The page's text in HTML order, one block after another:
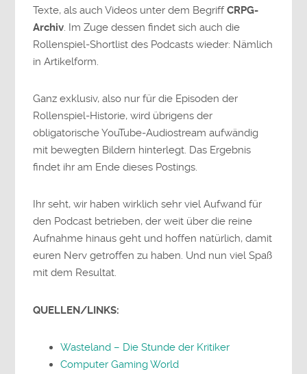
Texte, als auch Videos unter dem BegriffCRPG-
Archiv. Im Zuge dessen findet sich auch die
Rollenspiel-Shortlist des Podcasts wieder: Nämlich
in Artikelform.
Ganz exklusiv, also nur für die Episoden der
Rollenspiel-Historie, wird übrigens der
obligatorische YouTube-Audiostream aufwändig
mit bewegten Bildern hinterlegt. Das Ergebnis
findet ihr am Ende dieses Postings.
Ihr seht, wir haben wirklich sehr viel Aufwand für
den Podcast betrieben, der weit über die reine
Aufnahme hinaus geht und hoffen natürlich, damit
euren Nerv getroffen zu haben. Und nun viel Spaß
mit dem Resultat.
QUELLEN/LINKS:
Wasteland – Die Stunde der Kritiker
Computer Gaming World